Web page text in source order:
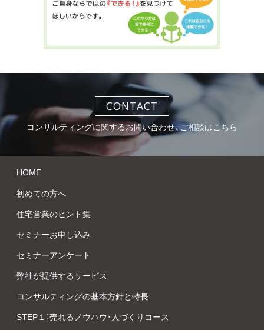
CONTACT
コンサルティングに関するお問い合わせ、ご相談はこちら
HOME
初めての方へ
住宅営業のヒント集
セミナーお申し込み
セミナーアンケート
弊社が提供するサービス
コンサルティングの基本方針と特長
STEP１：売れるノウハウ・人づくりコース